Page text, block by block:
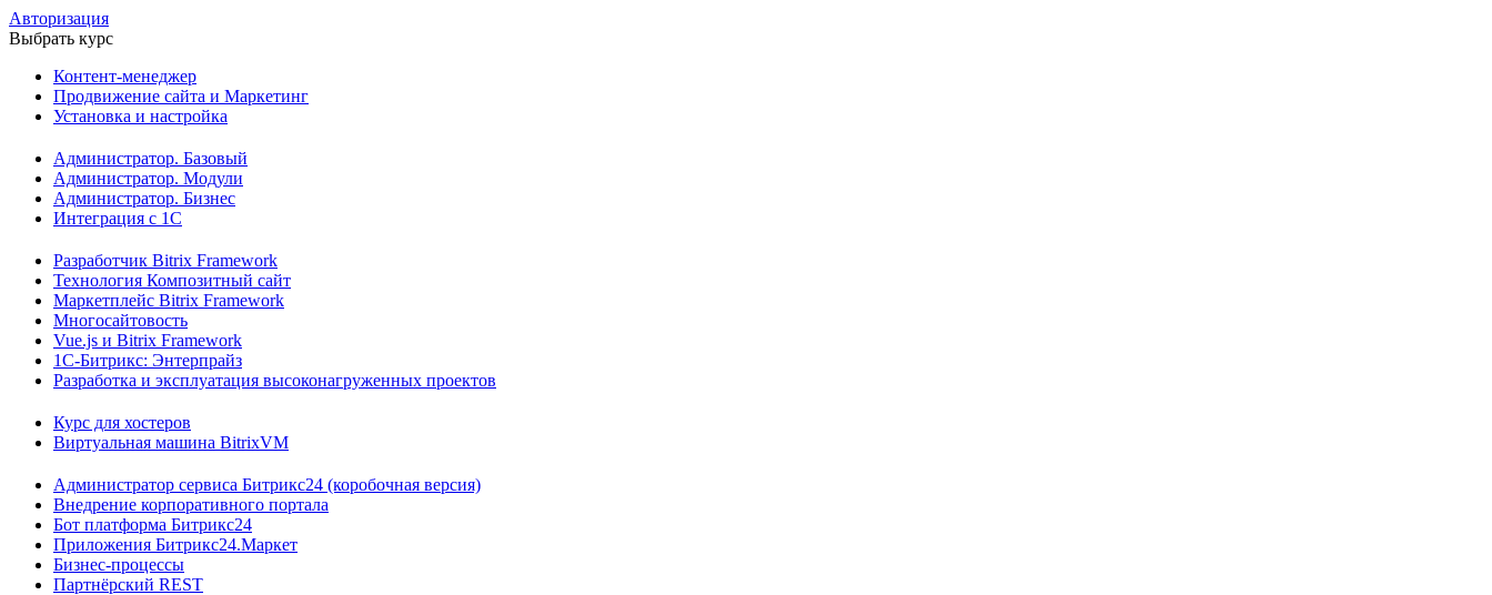
Авторизация
Выбрать курс
Контент-менеджер
Продвижение сайта и Маркетинг
Установка и настройка
Администратор. Базовый
Администратор. Модули
Администратор. Бизнес
Интеграция с 1С
Разработчик Bitrix Framework
Технология Композитный сайт
Маркетплейс Bitrix Framework
Многосайтовость
Vue.js и Bitrix Framework
1С-Битрикс: Энтерпрайз
Разработка и эксплуатация высоконагруженных проектов
Курс для хостеров
Виртуальная машина BitrixVM
Администратор сервиса Битрикс24 (коробочная версия)
Внедрение корпоративного портала
Бот платформа Битрикс24
Приложения Битрикс24.Маркет
Бизнес-процессы
Партнёрский REST